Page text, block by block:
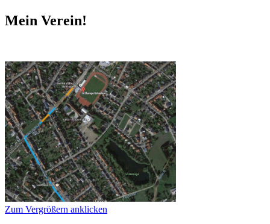
Mein Verein!
Zum Vergrößern anklicken